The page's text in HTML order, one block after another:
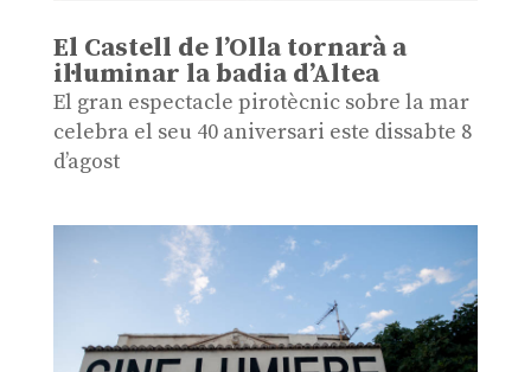
El Castell de l’Olla tornarà a
il·luminar la badia d’Altea
El gran espectacle pirotècnic sobre la mar
celebra el seu 40 aniversari este dissabte 8
d’agost